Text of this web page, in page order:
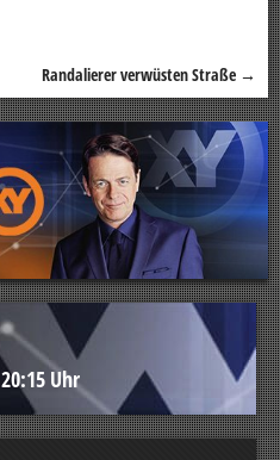
Randalierer verwüsten Straße →
20:15 Uhr